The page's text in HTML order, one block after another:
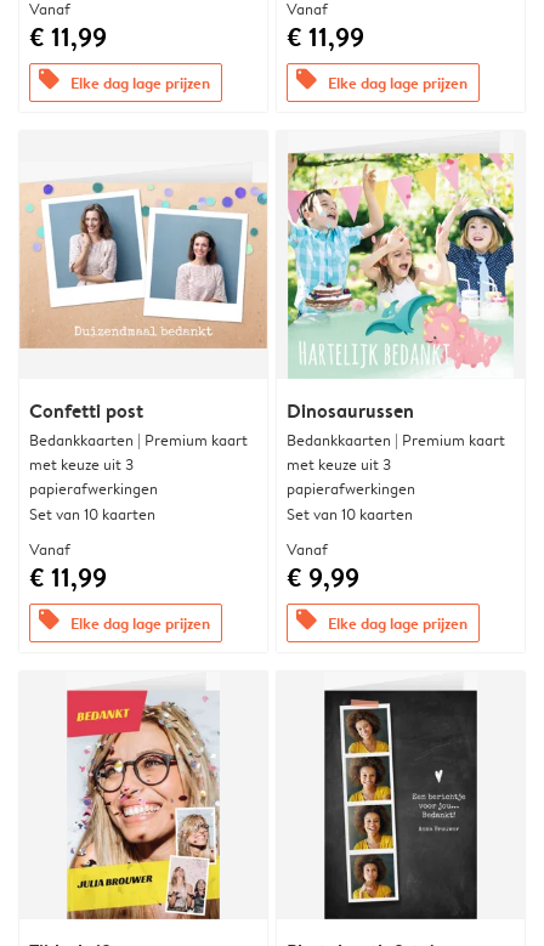
Vanaf
€ 11,99
offers Elke dag lage prijzen
Vanaf
€ 11,99
offers Elke dag lage prijzen
Confetti post
Bedankkaarten | Premium kaart
met keuze uit 3
papierafwerkingen
Set van 10 kaarten
Vanaf
€ 11,99
offers Elke dag lage prijzen
Dinosaurussen
Bedankkaarten | Premium kaart
met keuze uit 3
papierafwerkingen
Set van 10 kaarten
Vanaf
€ 9,99
offers Elke dag lage prijzen